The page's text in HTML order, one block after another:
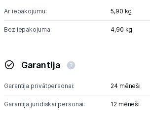
Ar iepakojumu: 5,90 kg
Bez iepakojuma: 4,90 kg
Garantija
Garantija privātpersonai: 24 mēneši
Garantija juridiskai personai: 12 mēneši